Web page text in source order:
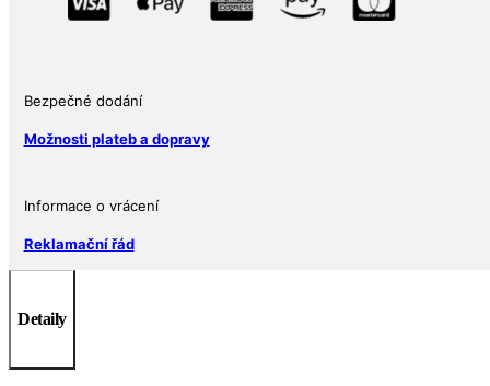
2022
BU
Bezpečné dodání
Možnosti plateb a dopravy
Informace o vrácení
Reklamační řád
Detaily